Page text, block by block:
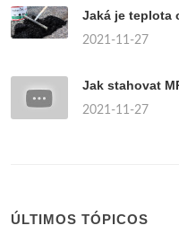
Jaká je teplota
2021-11-27
Jak stahovat
2021-11-27
ÚLTIMOS TÓPICOS